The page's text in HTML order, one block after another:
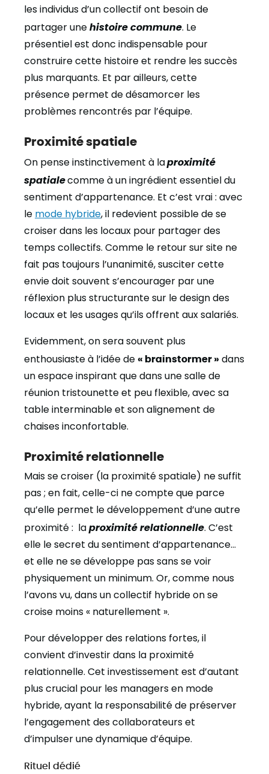
les individus d’un collectif ont besoin de
partager une histoire commune. Le
présentiel est donc indispensable pour
construire cette histoire et rendre les succès
plus marquants. Et par ailleurs, cette
présence permet de désamorcer les
problèmes rencontrés par l’équipe.
Proximité spatiale
On pense instinctivement à laproximité
spatialecomme à un ingrédient essentiel du
sentiment d’appartenance. Et c’est vrai : avec
le mode hybride, il redevient possible de se
croiser dans les locaux pour partager des
temps collectifs. Comme le retour sur site ne
fait pas toujours l’unanimité, susciter cette
envie doit souvent s’encourager par une
réflexion plus structurante sur le design des
locaux et les usages qu’ils offrent aux salariés.
Evidemment, on sera souvent plus
enthousiaste à l’idée de « brainstormer » dans
un espace inspirant que dans une salle de
réunion tristounette et peu flexible, avec sa
table interminable et son alignement de
chaises inconfortable.
Proximité relationnelle
Mais se croiser (la proximité spatiale) ne suffit
pas ; en fait, celle-ci ne compte que parce
qu’elle permet le développement d’une autre
proximité : la proximité relationnelle. C’est
elle le secret du sentiment d’appartenance…
et elle ne se développe pas sans se voir
physiquement un minimum. Or, comme nous
l’avons vu, dans un collectif hybride on se
croise moins « naturellement ».
Pour développer des relations fortes, il
convient d’investir dans la proximité
relationnelle. Cet investissement est d’autant
plus crucial pour les managers en mode
hybride, ayant la responsabilité de préserver
l’engagement des collaborateurs et
d’impulser une dynamique d’équipe.
Rituel dédié